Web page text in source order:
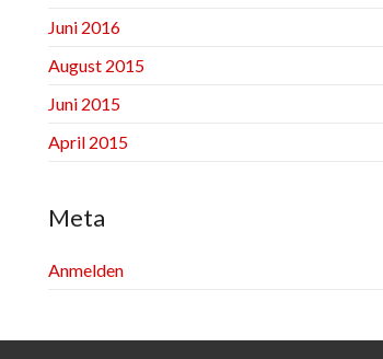
Juni 2016
August 2015
Juni 2015
April 2015
Meta
Anmelden